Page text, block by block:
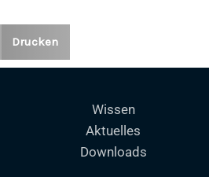
Drucken
Wissen
Aktuelles
Downloads